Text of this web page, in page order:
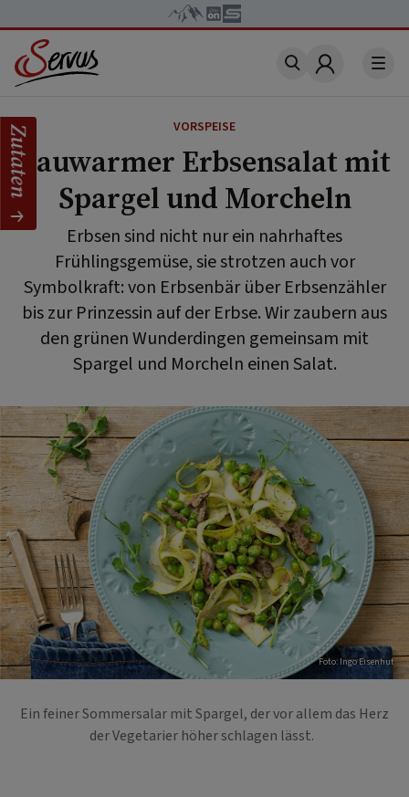
Account
VORSPEISE
Lauwarmer Erbsensalat mit
Spargel und Morcheln
Erbsen sind nicht nur ein nahrhaftes
Frühlingsgemüse, sie strotzen auch vor
Symbolkraft: von Erbsenbär über Erbsenzähler
bis zur Prinzessin auf der Erbse. Wir zaubern aus
den grünen Wunderdingen gemeinsam mit
Spargel und Morcheln einen Salat.
Foto: Ingo Eisenhut
Ein feiner Sommersalar mit Spargel, der vor allem das Herz
der Vegetarier höher schlagen lässt.
Zutaten